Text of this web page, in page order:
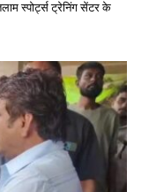
स्पोर्ट्स ट्रेनिंग सेंटर के